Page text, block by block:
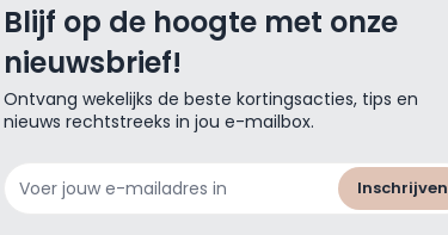
Blijf op de hoogte met onze
nieuwsbrief!
Ontvang wekelijks de beste kortingsacties, tips en
nieuws rechtstreeks in jou e-mailbox.
Inschrijven